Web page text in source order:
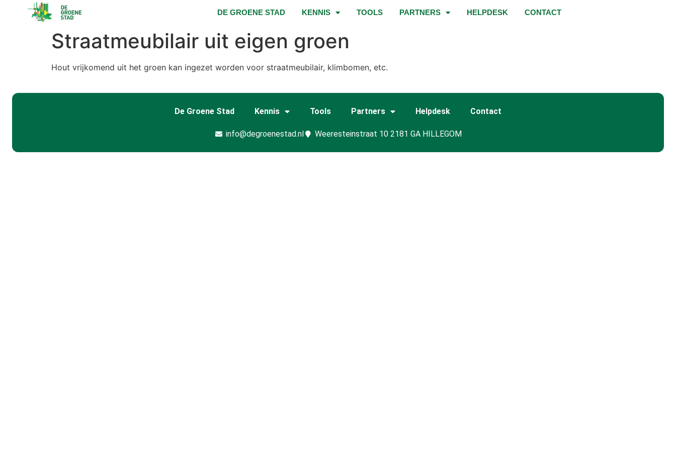
DE GROENE STAD KENNIS TOOLS PARTNERS HELPDESK CONTACT
Straatmeubilair uit eigen groen
Hout vrijkomend uit het groen kan ingezet worden voor straatmeubilair, klimbomen, etc.
De Groene Stad Kennis Tools Partners Helpdesk Contact
info@degroenestad.nl Weeresteinstraat 10 2181 GA HILLEGOM